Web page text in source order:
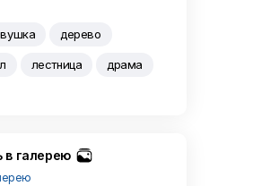
дерево
лестница драма
в галерею